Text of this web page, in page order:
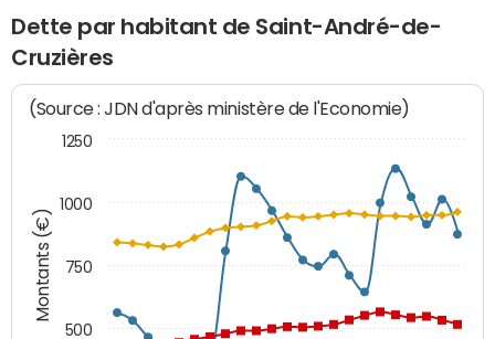
Dette par habitant de Saint-André-de-
Cruzières
Montants (€)
(Source : JDN d'après ministère de l'Economie)
500
750
1000
1250